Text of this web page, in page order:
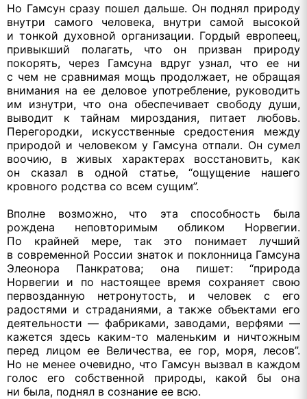
Но Гамсун сразу пошел дальше. Он поднял природу
внутри самого человека, внутри самой высокой
и тонкой духовной организации. Гордый европеец,
привыкший полагать, чтоон призван природу
покорять, через Гамсуна вдруг узнал, что ее ни
с чем не сравнимая мощь продолжает, не обращая
внимания наее деловоеупотребление, руководить
им изнутри, что она обеспечивает свободу души,
выводит к тайнам мироздания, питает любовь.
Перегородки, искусственные средостения между
природой и человеком у Гамсуна отпали. Он сумел
воочию, в живых характерах восстановить, как
он сказал
в одной статье, “ощущение нашего
кровного родства со всем сущим”.
Вполне возможно, что эта способность была
рождена неповторимым обликом Норвегии.
По крайней мере, так это понимает лучший
в современной России знаток и поклонница Гамсуна
Элеонора Панкратова; она пишет: “природа
Норвегии и по настоящее время сохраняет свою
первозданную нетронутость, и человек
с его
радостями и страданиями, а также объектами его
деятельности — фабриками, заводами, верфями —
кажется здесь каким-то маленьким и ничтожным
перед лицомее Величества, ее гор,моря, лесов”.
Но не менее очевидно, что Гамсун вызвал в каждом
голос его собственной природы, какой бы она
ни была, поднял в сознание ее всю.